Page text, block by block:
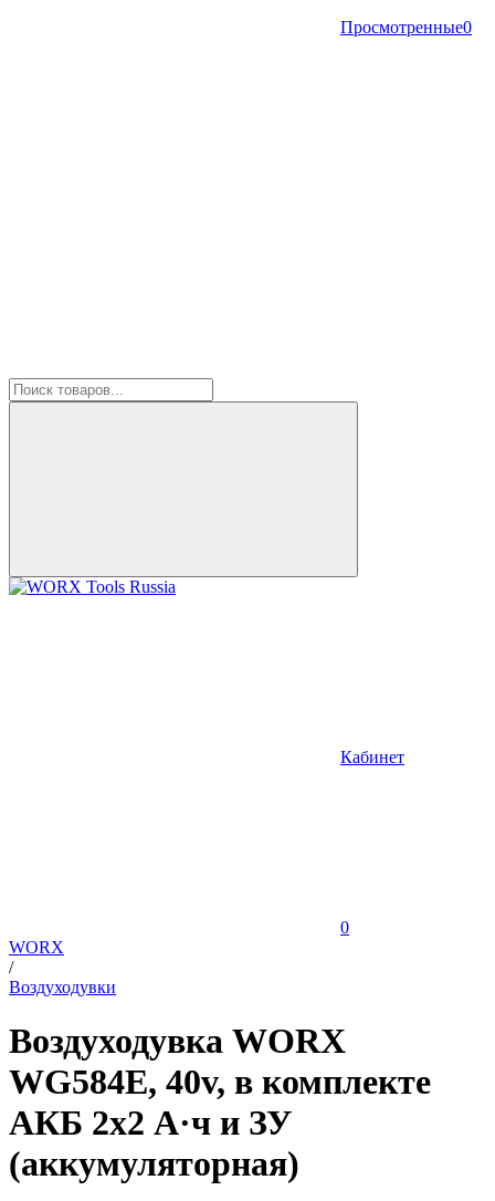
Просмотренные0
Кабинет
0
WORX
/
Воздуходувки
Воздуходувка WORX
WG584E, 40v, в комплекте
АКБ 2х2 А·ч и ЗУ
(аккумуляторная)